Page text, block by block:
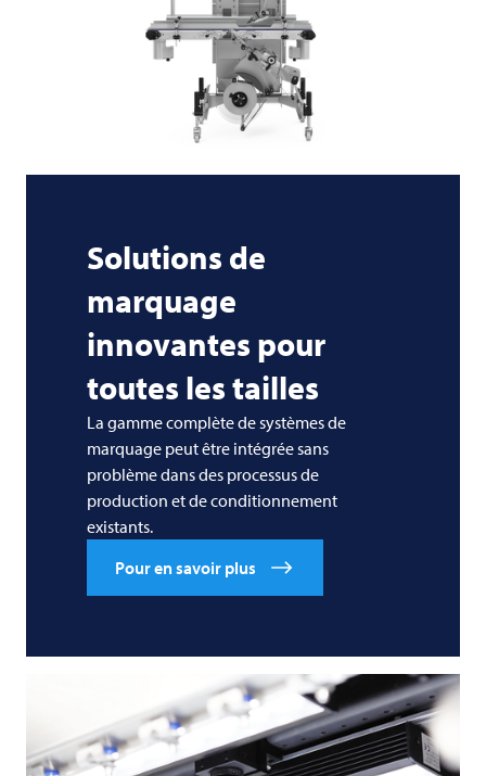
Solutions de
marquage
innovantes pour
toutes les tailles
La gamme complète de systèmes de
marquage peut être intégrée sans
problème dans des processus de
production et de conditionnement
existants.
Pour en savoir plus